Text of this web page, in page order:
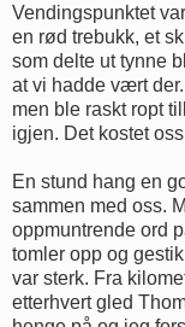
Vendingspunktet
en rød trebukk, et
som delte ut tynne
at vi hadde vært
men ble raskt ropt
igjen. Det kostet
En stund hang en
sammen med oss.
oppmuntrende ord
tomler opp og
var sterk. Fra
etterhvert gled